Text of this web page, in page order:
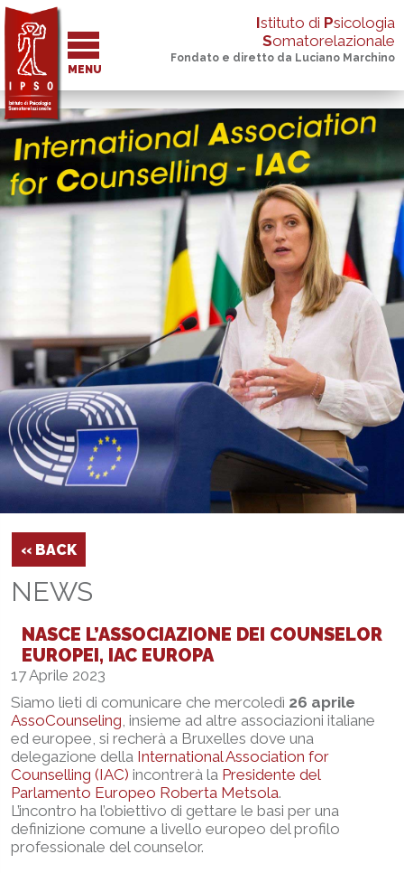
MENU
Istituto di Psicologia
Somatorelazionale
Fondato e diretto da Luciano Marchino
‹‹ BACK
NEWS
NASCE L’ASSOCIAZIONE DEI COUNSELOR
EUROPEI, IAC EUROPA
17 Aprile 2023
Siamo lieti di comunicare che mercoledì 26 aprile
AssoCounseling, insieme ad altre associazioni italiane
ed europee, si recherà a Bruxelles dove una
delegazione della International Association for
Counselling (IAC) incontrerà la Presidente del
Parlamento Europeo Roberta Metsola.
L’incontro ha l’obiettivo di gettare le basi per una
definizione comune a livello europeo del profilo
professionale del counselor.